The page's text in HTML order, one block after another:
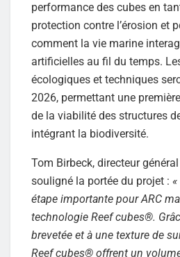
performance des cubes en
protection contre l’érosion et
comment la vie marine
artificielles au fil du temps.
écologiques et techniques
2026, permettant une
de la viabilité des structures
intégrant la biodiversité.
Tom Birbeck, directeur général
souligné la portée du projet :
étape importante pour ARC
technologie Reef cubes®.
brevetée et à une texture de
Reef cubes® offrent un